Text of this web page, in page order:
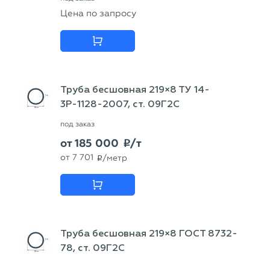
Цена по запросу
Труба бесшовная 219×8 ТУ 14-
3Р-1128-2007, ст. 09Г2С
под заказ
от185 000 p/т
от 7 701 p /метр
Труба бесшовная 219×8 ГОСТ 8732-
78, ст. 09Г2С